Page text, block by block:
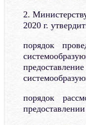
2.
2020 г.
порядок
порядок